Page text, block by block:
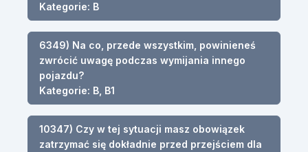
Kategorie: B
6349) Na co, przede wszystkim, powinieneś
zwrócić uwagę podczas wymijania innego
pojazdu?
Kategorie: B, B1
10347) Czy w tej sytuacji masz obowiązek
zatrzymać się dokładnie przed przejściem dla